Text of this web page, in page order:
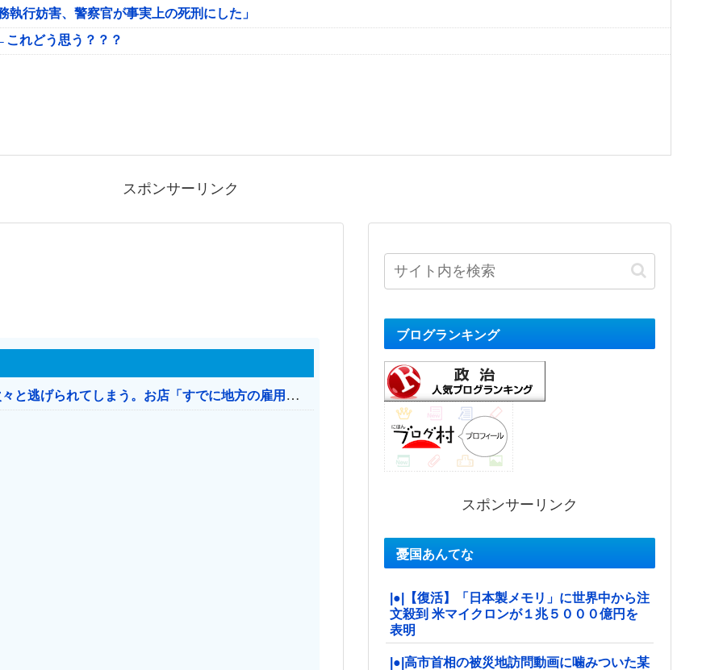
行妨害、警察官が事実上の死刑にした」
れどう思う？？？
スポンサーリンク
日本のお店、時給1500円でもミャンマー人に次々と逃げられてしまう。お店「すでに地方の雇用は崩壊」
ブログランキング
スポンサーリンク
憂国あんてな
|●|【復活】「日本製メモリ」に世界中から注
文殺到 米マイクロンが１兆５０００億円を
表明
|●|高市首相の被災地訪問動画に噛みついた某